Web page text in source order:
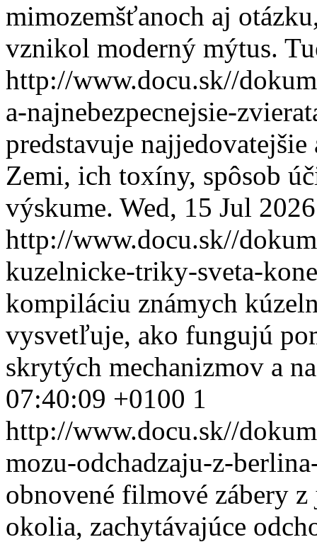
mimozemšťanoch aj
vznikol moderný mýtus.
http://www.docu.sk//
a-najnebezpecnejsie-
predstavuje
Zemi, ich toxíny, spôsob
výskume. Wed, 15 Jul
http://www.docu.sk//
kuzelnicke-triky-sveta-
kompiláciu známych
vysvetľuje, ako fungujú
skrytých mechanizmov a
07:40:09 +0100 1
http://www.docu.sk//
mozu-odchadzaju-z-
obnovené filmové zábery
okolia, zachytávajúce